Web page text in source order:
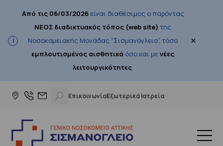
Από τις 06/03/2026είναι διαθέσιμος ο παρόντας
ΝΕΟΣ διαδικτυακός τόπος (web site) της
Νοσοκομειακής Μονάδας "Σισμανόγλειο", τόσο
εμπλουτισμένος αισθητικά όσο και μενέες
λειτουργικότητες.
×
ΕπικοινωνίαΕξωτερικά Ιατρεία